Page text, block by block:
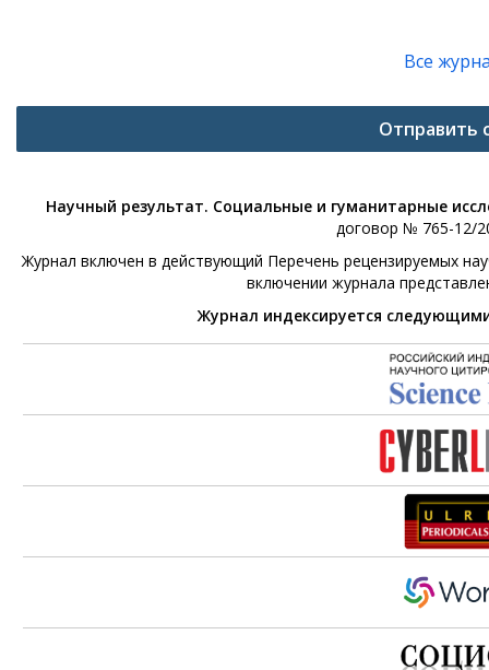
Все
Отправить
Научный результат. Социальные и гуманитарные
договор № 765-12/
Журнал включен в действующий Перечень рецензируемых
включении журнала
Журнал индексируется